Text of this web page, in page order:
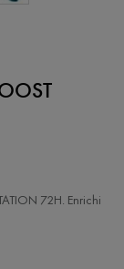
72H. Enrichi